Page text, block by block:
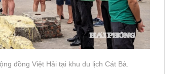
đồng Việt Hải tại khu du lịch Cát Bà.